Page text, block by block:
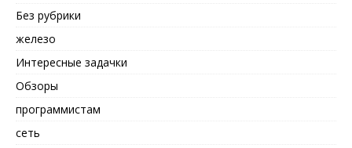
Без рубрики
железо
Интересные задачки
Обзоры
программистам
сеть